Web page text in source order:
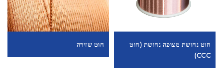
חוט נחושת מצופה נחושת (חוט
CCC)
חוט שזירה